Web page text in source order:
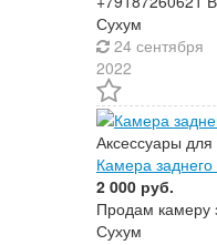
Сухум
24 сентября
2022
Аксессуары для
Камера
2 000 руб.
Продам камеру
Сухум